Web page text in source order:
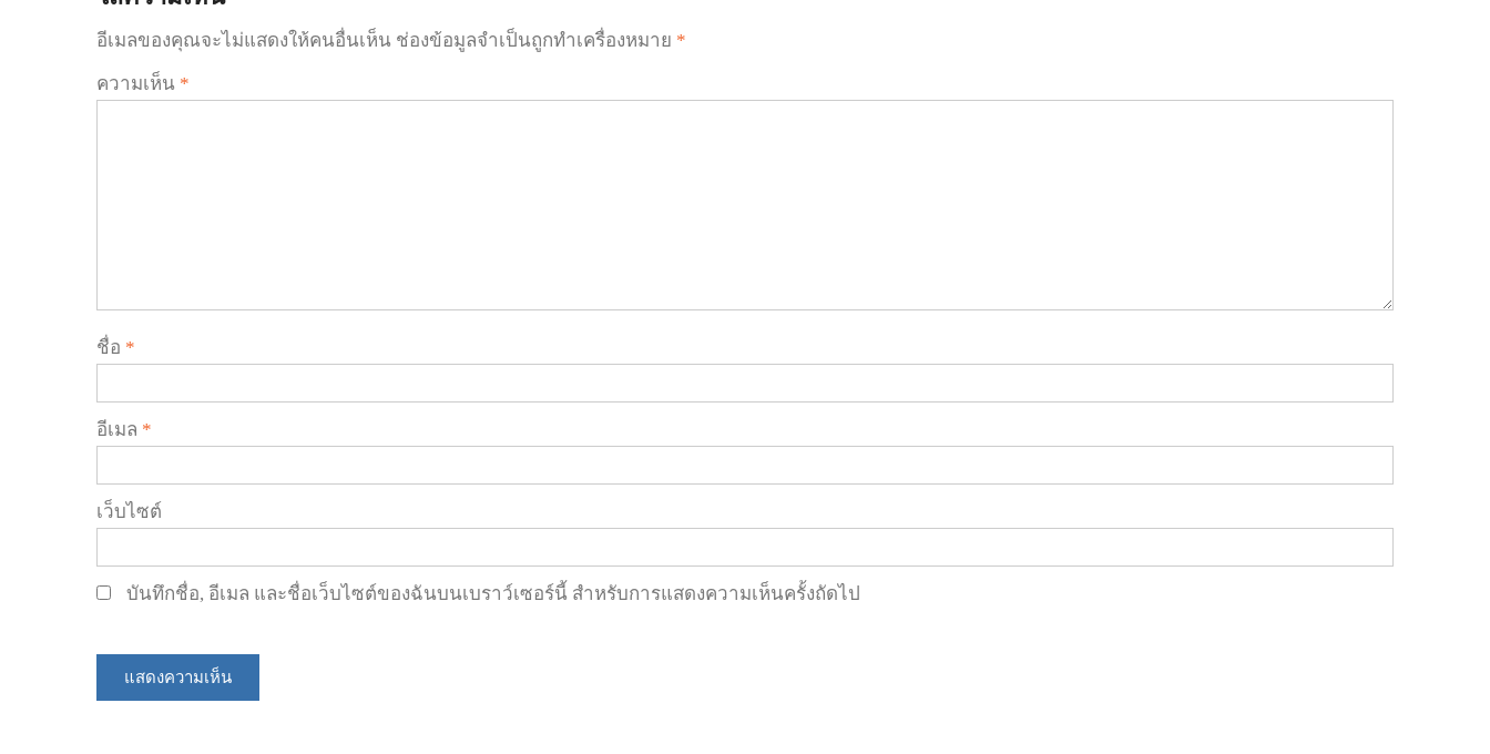
อีเมลของคุณจะไม่แสดงให้คนอื่นเห็น ช่องข้อมูลจำเป็นถูกทำเครื่องหมาย *
ความเห็น *
ชื่อ *
อีเมล *
เว็บไซต์
บันทึกชื่อ, อีเมล และชื่อเว็บไซต์ของฉันบนเบราว์เซอร์นี้ สำหรับการแสดงความเห็นครั้งถัดไป